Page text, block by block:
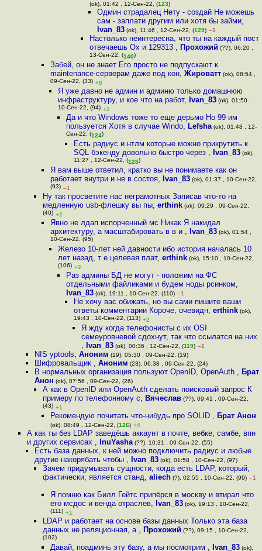
(ok), 01:42 , 12-Сен-22, (123)
Одмин страдалец Нету - создай Не можешь
сам - заплати другим или хотя бы займи,
Ivan_83(ok), 11:46 , 12-Сен-22, (129) –1
Настолько неинтересна, что ты на каждый пост
отвечаешь Ох и 129313 , Прохожий (??), 06:20 ,
13-Сен-22, (140)
Забей, он не знает Его просто не подпускают к
maintenance-серверам даже под кон, Жироватт(ok), 08:54 ,
09-Сен-22, (33) +8
Я уже давно не админ и админю только домашнюю
инфраструктуру, и кое что на работ, Ivan_83 (ok), 01:50 ,
10-Сен-22, (94) +2
Да и что Windows тоже то еще дерьмо Но 99 им
пользуется Хотя в случае Windo, Lefsha(ok), 01:48 , 12-
Сен-22, (124)
Есть радиус и нтлм которые можно прикрутить к
SQL бэкенду довольно быстро через , Ivan_83(ok),
11:27 , 12-Сен-22, (128)
Я вам выше ответил, кратко вы не понимаете как он
работает внутри и не в состоя, Ivan_83(ok), 01:37 , 10-Сен-22,
(93) –1
Ну так просветите нас неграмотных Записав что-то на
медленную usb-флешку вы пы, erthink(ok), 09:29 , 09-Сен-22,
(40) +2
Явно не лдап испорченный мс Никак Я накидал
архитектуру, а масштабировать в в и , Ivan_83(ok), 01:54 ,
10-Сен-22, (95)
Железо 10-лет ней давности ибо история началась 10
лет назад, т е целевая плат,erthink (ok), 15:10 , 10-Сен-22,
(106) +2
Раз админы БД не могут - положим на ФС
отдельными файликами и будем ноды рсинком,
Ivan_83(ok), 19:11 , 10-Сен-22, (110) –1
Не хочу вас обижать, но вы сами пишите ваши
ответы комментарии Короче, очевидн, erthink(ok),
19:43 , 10-Сен-22, (113) +2
Я жду когда телефонисты с их OSI
семеуровневой сдохнут, так что ссылатся на них
, Ivan_83 (ok), 00:36 , 12-Сен-22, (119) –1
NIS yptools,Аноним (19), 05:30 , 09-Сен-22, (19)
Шифровальщик ,Аноним (23), 06:38 , 09-Сен-22, (24)
В нормальных организация пользуют OpenID, OpenAuth , Брат
Анон (ok), 07:56 , 09-Сен-22, (26)
А как в OpenID или OpenAuth сделать поисковый запрос К
примеру по телефонному с, Вячеслав(??), 09:41 , 09-Сен-22,
(43) +1
Рекомендую почитать что-нибудь про SOLID , Брат Анон
(ok), 08:49 , 12-Сен-22, (126) +4
А как ты без LDAP заведёшь аккаунт в почте, вебке, самбе, впн
и других сервисах , InuYasha(??), 10:31 , 09-Сен-22, (55)
Есть база данных, к ней можно подключить радиус и любые
другие накорябать чтобы , Ivan_83 (ok), 01:58 , 10-Сен-22, (97)
Зачем придумывать сущности, когда есть LDAP, который,
фактически, является станд, aliech(?), 02:55 , 10-Сен-22, (99) –1
Я помню как Билл Гейтс припёрся в москву и втирал что
его мсдос и венда отраслев, Ivan_83(ok), 19:13 , 10-Сен-22,
(111) +1
LDAP и работает на основе базы данных Только эта база
данных не реляционная, а , Прохожий (??), 09:15 , 10-Сен-22,
(102)
Давай, поадминь эту базу, а мы посмотрим , Ivan_83(ok),